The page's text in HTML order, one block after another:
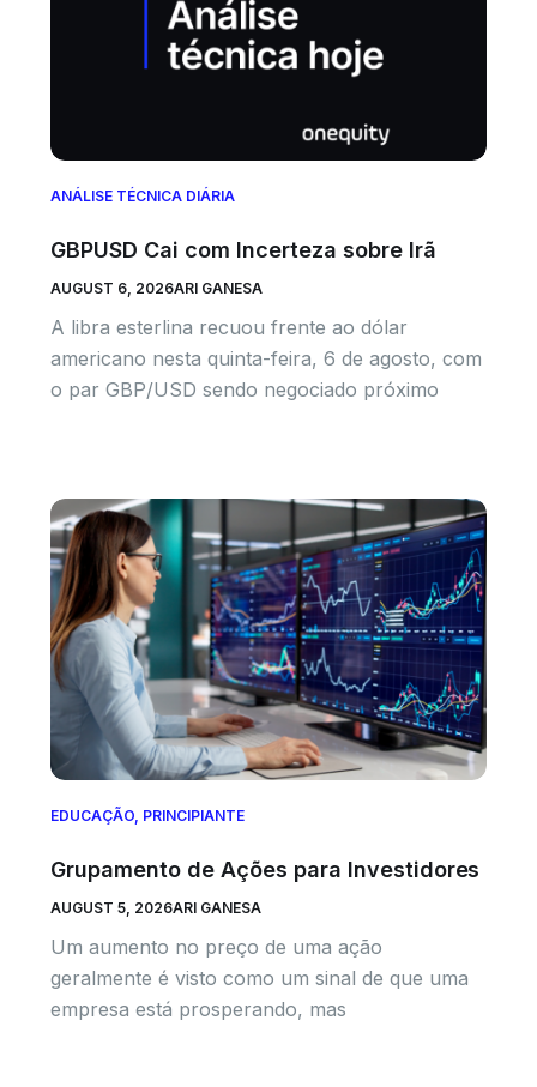
ANÁLISE TÉCNICA DIÁRIA
GBPUSD Cai com Incerteza sobre Irã
AUGUST 6, 2026ARI GANESA
A libra esterlina recuou frente ao dólar
americano nesta quinta-feira, 6 de agosto, com
o par GBP/USD sendo negociado próximo
EDUCAÇÃO, PRINCIPIANTE
Grupamento de Ações para Investidores
AUGUST 5, 2026ARI GANESA
Um aumento no preço de uma ação
geralmente é visto como um sinal de que uma
empresa está prosperando, mas